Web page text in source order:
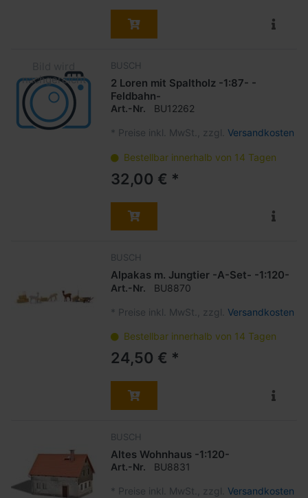
BUSCH
2 Loren mit Spaltholz -1:87- -
Feldbahn-
Art.-Nr. BU12262
* Preise inkl. MwSt., zzgl. Versandkosten
Bestellbar innerhalb von 14 Tagen
32,00 € *
BUSCH
Alpakas m. Jungtier -A-Set- -1:120-
Art.-Nr. BU8870
* Preise inkl. MwSt., zzgl. Versandkosten
Bestellbar innerhalb von 14 Tagen
24,50 € *
BUSCH
Altes Wohnhaus -1:120-
Art.-Nr. BU8831
* Preise inkl. MwSt., zzgl. Versandkosten